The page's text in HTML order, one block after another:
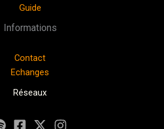
Guide
Informations
Contact
Echanges
Réseaux